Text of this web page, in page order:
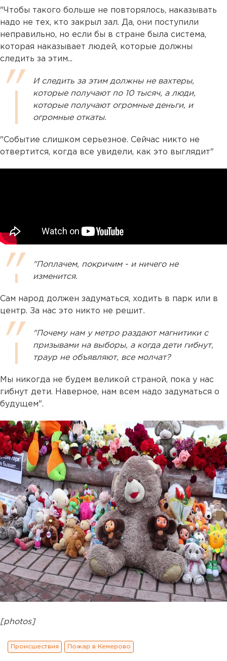
"Чтобы такого больше не повторялось, наказывать
надо не тех, кто закрыл зал. Да, они поступили
неправильно, но если бы в стране была система,
которая наказывает людей, которые должны
следить за этим...
И следить за этим должны не вахтеры,
которые получают по 10 тысяч, а люди,
которые получают огромные деньги, и
огромные откаты.
"Событие слишком серьезное. Сейчас никто не
отвертится, когда все увидели, как это выглядит"
"Поплачем, покричим - и ничего не
изменится.
Сам народ должен задуматься, ходить в парк или в
центр. За нас это никто не решит.
"Почему нам у метро раздают магнитики с
призывами на выборы, а когда дети гибнут,
траур не объявляют, все молчат?
Мы никогда не будем великой страной, пока у нас
гибнут дети. Наверное, нам всем надо задуматься о
будущем".
[photos]
Происшествия Пожар в Кемерово